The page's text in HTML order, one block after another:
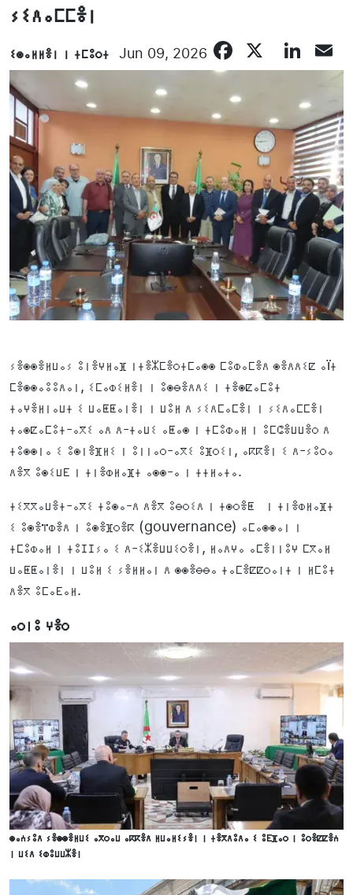
ⵢⵉⴷⴰⵎⵎⴻⵏ
ⵉⵙⴰⵍⵍⴻⵏ ⵏ ⵜⵎⵓⵔⵜ Jun 09, 2026 Facebook
ⵢⴻⵙⵙⴻⵍⵡⴰⵢ ⵓⵏⴻⵖⵍⴰⴼ ⵏⵜⴻⵣⵎⴻⵔⵜⵎⴰⵙⵙ ⵎⵓⵀⴰⵎⴻⴷ ⵙⴻⴷⴷⵉⵇ ⴰïⵜ
ⵎⴻⵙⵙⴰⵓⵓⴷⴰⵏ, ⵉⵎⴰⵀⵉⵍⴻⵏ ⵏ ⵓⵙⴱⴻⴷⴷⵉ ⵏ ⵜⴻⵙⵇⴰⵎⵓⵜ
ⵜⴰⵖⴻⵍⵏⴰⵡⵜ ⵉ ⵡⴰⵟⵟⴰⵏⴻⵏ ⵏ ⵡⵓⵍ ⴷ ⵢⵉⴷⵎⴰⵎⴻⵏ ⵏ ⵢⵉⴷⴰⵎⵎⴻⵏ
ⵜⴰⵙⵇⴰⵎⵓⵜ-ⴰⴳⵉ ⴰⴷ ⴷ-ⵜⴰⵡⵉ ⴰⵟⴰⵙ ⵏ ⵜⵎⵓⵀⴰⵍ ⵏ ⵓⵎⵛⴻⵡⵡⴻⵔ ⴷ
ⵜⵓⵙⵙⵏⴰ ⵉ ⵓⵙⵏⴻⴼⵍⵉ ⵏ ⵓⵏⵏⴰⵔ-ⴰⴳⵉ ⵓⴼⵔⵉⵏ, ⴰⴽⴽⴻⵏ ⵉ ⴷ-ⵢⵓⵔⴰ
ⴷⴻⴳ ⵓⵙⵉⵡⴹ ⵏ ⵜⵏⴻⵀⵍⴰⴼⵜ ⴰⵙⵙ-ⴰ ⵏ ⵜⵜⵍⴰⵜⴰ.
ⵜⵉⴳⴳⴰⵡⴻⵜ-ⴰⴳⵉ ⵜⵓⵙⴰ-ⴷ ⴷⴻⴳ ⵓⴱⵔⵉⴷ ⵏ ⵜⵙⵔⴻⵟ ⵏ ⵜⵏⴻⵀⵍⴰⴼⵜ
ⵉ ⵓⵙⴻⴶⵀⴻⴷ ⵏ ⵓⵙⴻⴼⵔⴻⴽ (gouvernance) ⴰⵎⴰⵙⵙⴰⵏ ⵏ
ⵜⵎⵓⵀⴰⵍ ⵏ ⵜⵓⵊⵊⵢⴰ ⵉ ⴷ-ⵉⵣⴻⵡⵡⵉⵔⴻⵏ, ⵍⴰⴷⵖⴰ ⴰⵎⴻⵏⵏⵓⵖ ⵎⴳⴰⵍ
ⵡⴰⵟⵟⴰⵏⴻⵏ ⵏ ⵡⵓⵍ ⵉ ⵢⴻⵍⵍⴰⵏ ⴷ ⵙⵙⴻⴱⴱⴰ ⵜⴰⵎⴻⵇⵇⵔⴰⵏⵜ ⵏ ⵍⵎⵓⵜ
ⴷⴻⴳ ⵓⵎⴰⴹⴰⵍ.
ⴰⵔⵏⵓ ⵖⴻⵔ
ⵙⴰⵄⵢⵓⴷ ⵢⴻⵙⵙⴻⵍⵡⵉ ⴰⴳⵔⴰⵡ ⴰⴽⴽⴻⴷ ⵍⵡⴰⵍⵉⵢⴻⵏ ⵏ ⵜⴻⴳⴷⵓⴷⴰ ⵉ ⵓⴹⴼⴰⵔ ⵏ ⵓⵔⴻⵇⵇⴻⵄ
ⵏ ⵡⵉⴷ ⵉⵀⵓⵡⵡⵣⴻⵏ